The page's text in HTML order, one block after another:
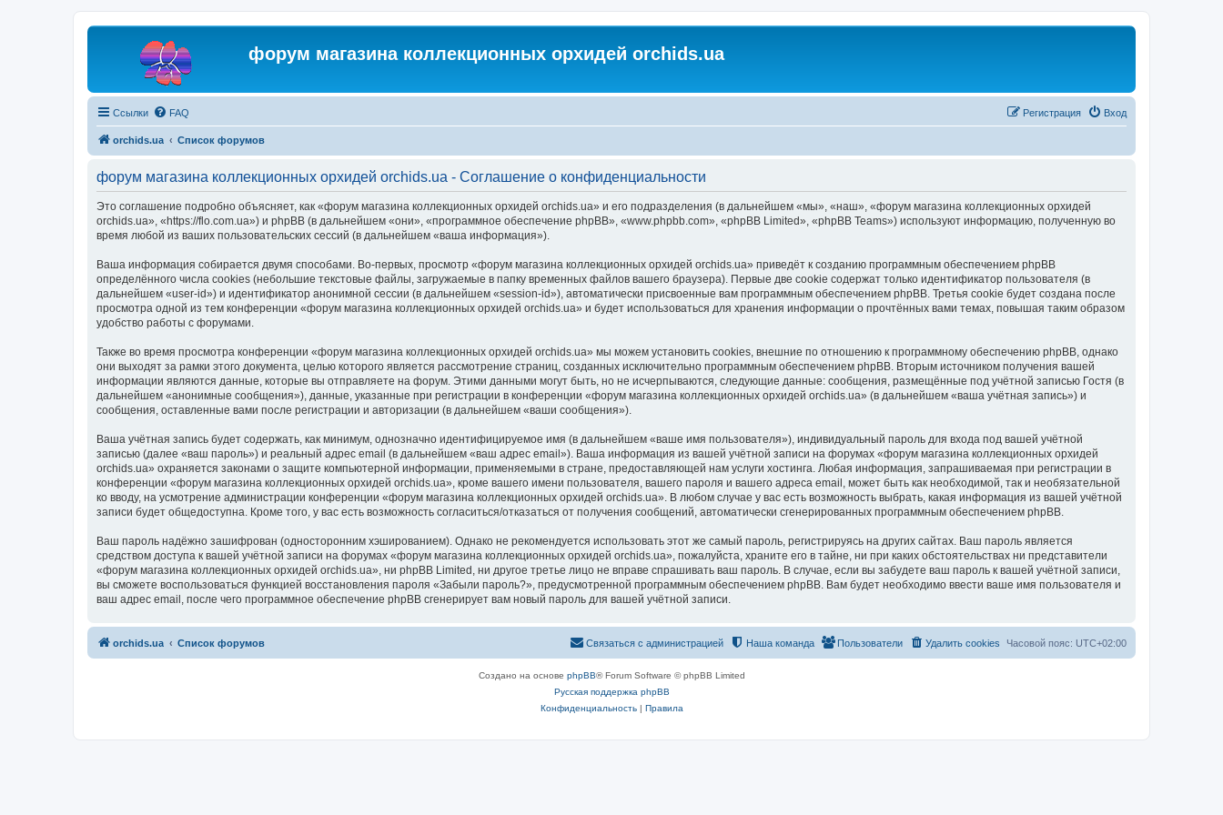
форум магазина коллекционных орхидей orchids.ua
Ссылки FAQ Вход
Регистрация
orchids.ua Список форумов
форум магазина коллекционных орхидей orchids.ua - Соглашение о конфиденциальности
Это соглашение подробно объясняет, как «форум магазина коллекционных орхидей orchids.ua» и его подразделения (в дальнейшем «мы», «наш», «форум магазина коллекционных орхидей
orchids.ua», «https://flo.com.ua») и phpBB (в дальнейшем «они», «программное обеспечение phpBB», «www.phpbb.com», «phpBB Limited», «phpBB Teams») используют информацию, полученную во
время любой из ваших пользовательских сессий (в дальнейшем «ваша информация»).
Ваша информация собирается двумя способами. Во-первых, просмотр «форум магазина коллекционных орхидей orchids.ua» приведёт к созданию программным обеспечением phpBB
определённого числа cookies (небольшие текстовые файлы, загружаемые в папку временных файлов вашего браузера). Первые две cookie содержат только идентификатор пользователя (в
дальнейшем «user-id») и идентификатор анонимной сессии (в дальнейшем «session-id»), автоматически присвоенные вам программным обеспечением phpBB. Третья cookie будет создана после
просмотра одной из тем конференции «форум магазина коллекционных орхидей orchids.ua» и будет использоваться для хранения информации о прочтённых вами темах, повышая таким образом
удобство работы с форумами.
Также во время просмотра конференции «форум магазина коллекционных орхидей orchids.ua» мы можем установить cookies, внешние по отношению к программному обеспечению phpBB, однако
они выходят за рамки этого документа, целью которого является рассмотрение страниц, созданных исключительно программным обеспечением phpBB. Вторым источником получения вашей
информации являются данные, которые вы отправляете на форум. Этими данными могут быть, но не исчерпываются, следующие данные: сообщения, размещённые под учётной записью Гостя (в
дальнейшем «анонимные сообщения»), данные, указанные при регистрации в конференции «форум магазина коллекционных орхидей orchids.ua» (в дальнейшем «ваша учётная запись») и
сообщения, оставленные вами после регистрации и авторизации (в дальнейшем «ваши сообщения»).
Ваша учётная запись будет содержать, как минимум, однозначно идентифицируемое имя (в дальнейшем «ваше имя пользователя»), индивидуальный пароль для входа под вашей учётной
записью (далее «ваш пароль») и реальный адрес email (в дальнейшем «ваш адрес email»). Ваша информация из вашей учётной записи на форумах «форум магазина коллекционных орхидей
orchids.ua» охраняется законами о защите компьютерной информации, применяемыми в стране, предоставляющей нам услуги хостинга. Любая информация, запрашиваемая при регистрации в
конференции «форум магазина коллекционных орхидей orchids.ua», кроме вашего имени пользователя, вашего пароля и вашего адреса email, может быть как необходимой, так и необязательной
ко вводу, на усмотрение администрации конференции «форум магазина коллекционных орхидей orchids.ua». В любом случае у вас есть возможность выбрать, какая информация из вашей учётной
записи будет общедоступна. Кроме того, у вас есть возможность согласиться/отказаться от получения сообщений, автоматически сгенерированных программным обеспечением phpBB.
Ваш пароль надёжно зашифрован (односторонним хэшированием). Однако не рекомендуется использовать этот же самый пароль, регистрируясь на других сайтах. Ваш пароль является
средством доступа к вашей учётной записи на форумах «форум магазина коллекционных орхидей orchids.ua», пожалуйста, храните его в тайне, ни при каких обстоятельствах ни представители
«форум магазина коллекционных орхидей orchids.ua», ни phpBB Limited, ни другое третье лицо не вправе спрашивать ваш пароль. В случае, если вы забудете ваш пароль к вашей учётной записи,
вы сможете воспользоваться функцией восстановления пароля «Забыли пароль?», предусмотренной программным обеспечением phpBB. Вам будет необходимо ввести ваше имя пользователя и
ваш адрес email, после чего программное обеспечение phpBB сгенерирует вам новый пароль для вашей учётной записи.
orchids.ua Список форумов Часовой пояс: UTC+02:00
Удалить cookies
Пользователи
Наша команда
Связаться с администрацией
Создано на основе phpBB® Forum Software © phpBB Limited
Русская поддержка phpBB
Конфиденциальность| Правила